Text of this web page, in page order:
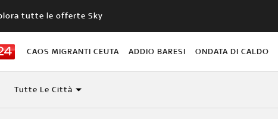
tutte le offerte Sky
CAOS MIGRANTI CEUTA ADDIO BARESI ONDATA DI CALDO
Tutte Le Città